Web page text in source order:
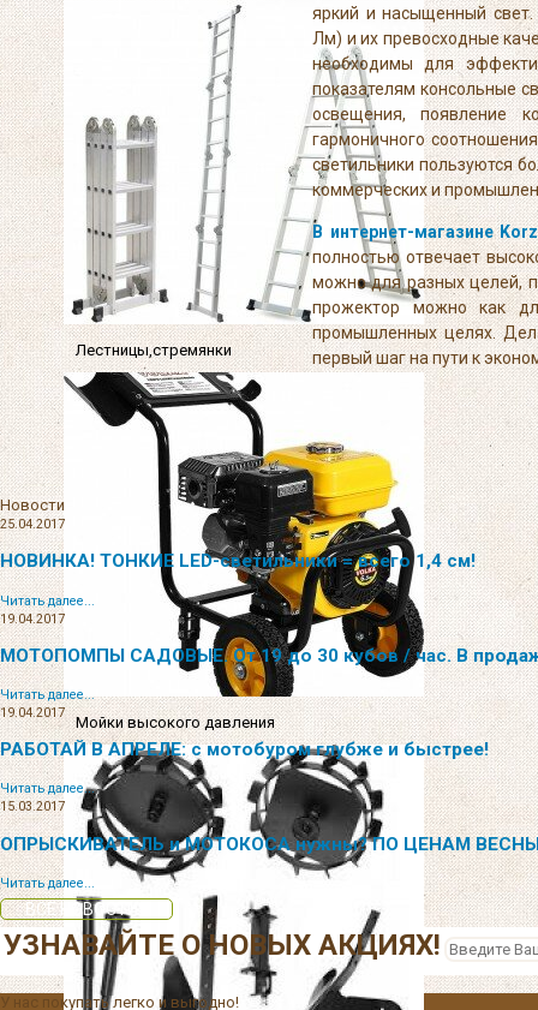
Лестницы,стремянки
Мойки высокого давления
яркий и насыщенный свет.
Лм) и их превосходные
необходимы для
показателям консольные
освещения, появление
гармоничного
светильники пользуются
коммерческих и
В интернет-магазине
полностью отвечает
можно для разных целей,
прожектор можно как
промышленных целях.
первый шаг на пути к
Новости
25.04.2017
НОВИНКА! ТОНКИЕ LED-светильники = всего 1,4 см!
Читать далее...
19.04.2017
МОТОПОМПЫ САДОВЫЕ. От 19 до 30 кубов / час. В
Читать далее...
19.04.2017
РАБОТАЙ В АПРЕЛЕ: с мотобуром глубже и быстрее!
Читать далее...
15.03.2017
ОПРЫСКИВАТЕЛЬ и МОТОКОСА нужны? ПО ЦЕНАМ
Читать далее...
ВСЕ НОВОСТИ
УЗНАВАЙТЕ О НОВЫХ АКЦИЯХ!
У нас покупать легко и выгодно!